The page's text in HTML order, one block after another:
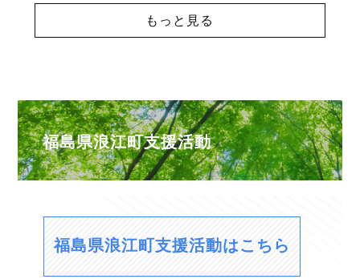
もっと見る
福島県浪江町支援活動
福島県浪江町支援活動はこちら